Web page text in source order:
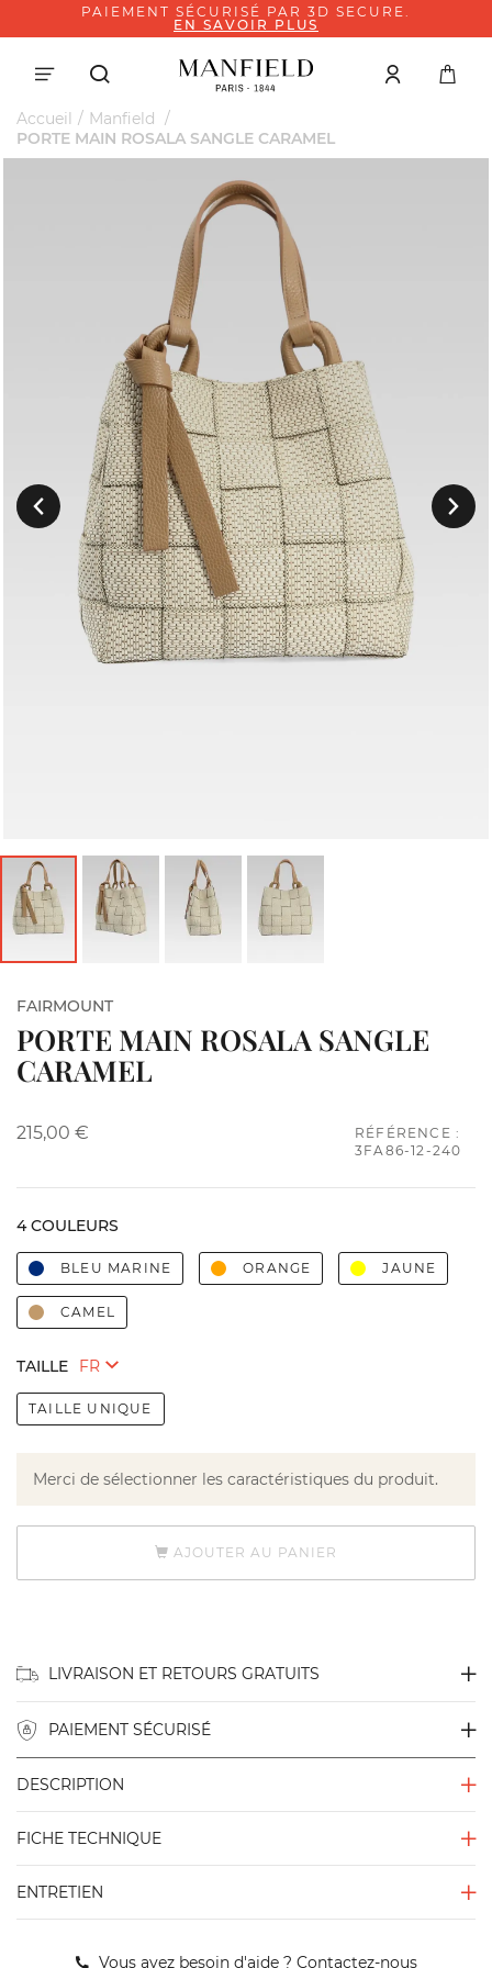
PAIEMENT SÉCURISÉ PAR 3D SECURE.
EN SAVOIR PLUS
Accueil
Manfield
PORTE MAIN ROSALA SANGLE CARAMEL
Précedent Suivant
FAIRMOUNT
PORTE MAIN ROSALA SANGLE
CARAMEL
215,00 €
RÉFÉRENCE :
3FA86-12-240
4 COULEURS
BLEU MARINE ORANGE JAUNE
CAMEL
TAILLE
TAILLE UNIQUE
Merci de sélectionner les caractéristiques du produit.
AJOUTER AU PANIER
LIVRAISON ET RETOURS GRATUITS
PAIEMENT SÉCURISÉ
DESCRIPTION
FICHE TECHNIQUE
ENTRETIEN
Vous avez besoin d'aide ? Contactez-nous